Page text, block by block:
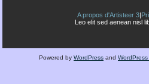
A propos d'Artisteer 3|
Leo elit sed aenean nisl
Powered by WordPress and WordPress